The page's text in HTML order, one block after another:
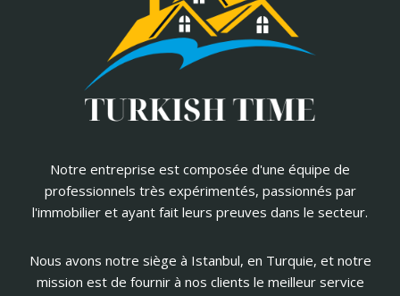
Notre entreprise est composée d'une équipe de
professionnels très expérimentés, passionnés par
l'immobilier et ayant fait leurs preuves dans le secteur.
Nous avons notre siège à Istanbul, en Turquie, et notre
mission est de fournir à nos clients le meilleur service